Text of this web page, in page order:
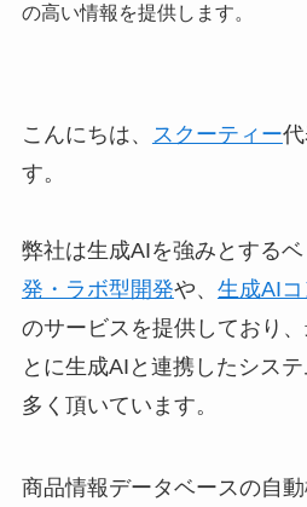
の高い情報を提供します。
こんにちは、 スクーティー
す。
弊社は生成AIを強みとするベ
発・ラボ型開発や、 生成AI
のサービスを提供しており
とに生成AIと連携したシス
多く頂いています。
商品情報データベースの自